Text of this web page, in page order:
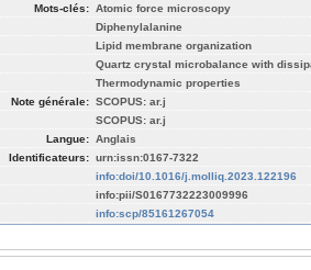
Mots-clés: Atomic force microscopy
Diphenylalanine
Lipid membrane organization
Quartz crystal microbalance with
Thermodynamic properties
Note générale: SCOPUS: ar.j
SCOPUS: ar.j
Langue: Anglais
Identificateurs: urn:issn:0167-7322
info:doi/10.1016/j.molliq.2023.122196
info:pii/S0167732223009996
info:scp/85161267054